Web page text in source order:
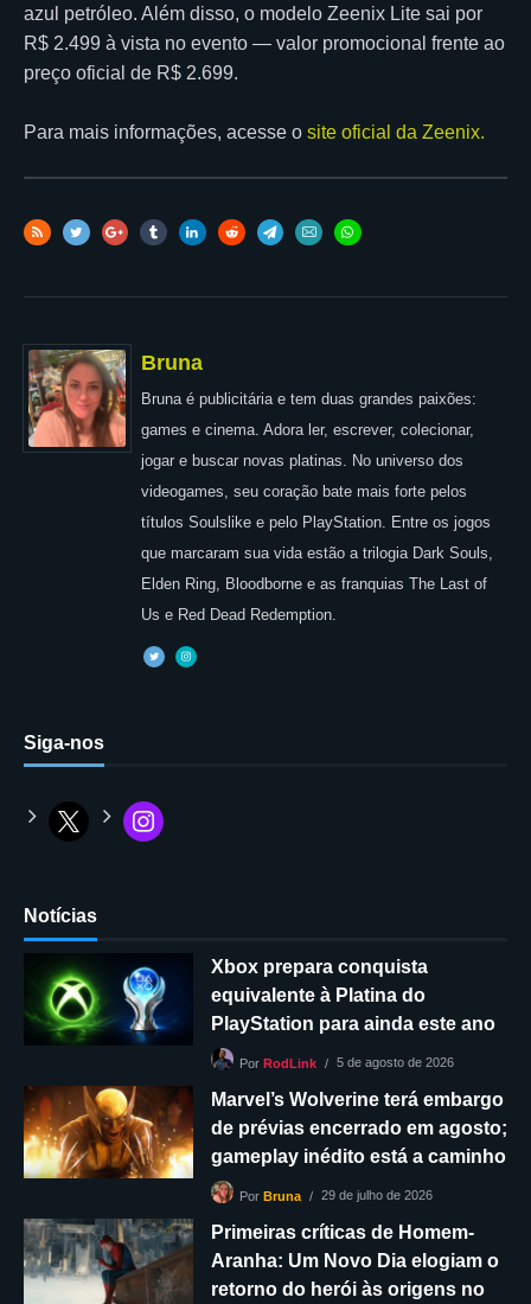
azul petróleo. Além disso, o modelo Zeenix Lite sai por
R$ 2.499 à vista no evento — valor promocional frente ao
preço oficial de R$ 2.699.
Para mais informações, acesse o site oficial da Zeenix.
Bruna
Bruna é publicitária e tem duas grandes paixões:
games e cinema. Adora ler, escrever, colecionar,
jogar e buscar novas platinas. No universo dos
videogames, seu coração bate mais forte pelos
títulos Soulslike e pelo PlayStation. Entre os jogos
que marcaram sua vida estão a trilogia Dark Souls,
Elden Ring, Bloodborne e as franquias The Last of
Us e Red Dead Redemption.
Siga-nos
Notícias
Xbox prepara conquista
equivalente à Platina do
PlayStation para ainda este ano
PorRodLink 5 de agosto de 2026
Marvel’s Wolverine terá embargo
de prévias encerrado em agosto;
gameplay inédito está a caminho
PorBruna 29 de julho de 2026
Primeiras críticas de Homem-
Aranha: Um Novo Dia elogiam o
retorno do herói às origens no